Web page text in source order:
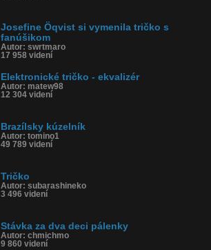
Josefine Öqvist si vymenila tričko s
fanúšikom
Autor: swrtmaro
17 958 videní
Elektronické tričko - ekvalizér
Autor: matew98
12 304 videní
Brazílsky kúzelník
Autor: tomino1
49 789 videní
Tričko
Autor: subarashineko
3 496 videní
Stávka za dva deci pálenky
Autor: chmichmo
9 860 videní